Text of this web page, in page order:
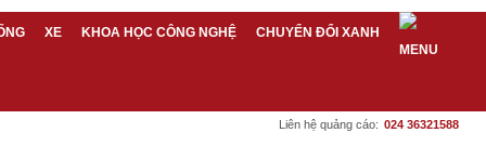
XE KHOA HỌC CÔNG NGHỆ CHUYỂN ĐỔI XANH
Liên hệ quảng cáo: 024 36321588